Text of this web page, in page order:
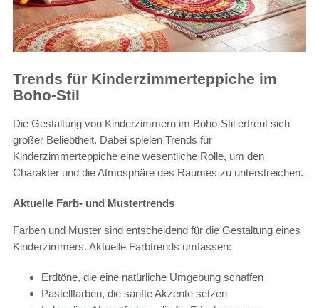
Trends für Kinderzimmerteppiche im
Boho-Stil
Die Gestaltung von Kinderzimmern im Boho-Stil erfreut sich
großer Beliebtheit. Dabei spielen Trends für
Kinderzimmerteppiche eine wesentliche Rolle, um den
Charakter und die Atmosphäre des Raumes zu unterstreichen.
Aktuelle Farb- und Mustertrends
Farben und Muster sind entscheidend für die Gestaltung eines
Kinderzimmers. Aktuelle Farbtrends umfassen:
Erdtöne, die eine natürliche Umgebung schaffen
Pastellfarben, die sanfte Akzente setzen